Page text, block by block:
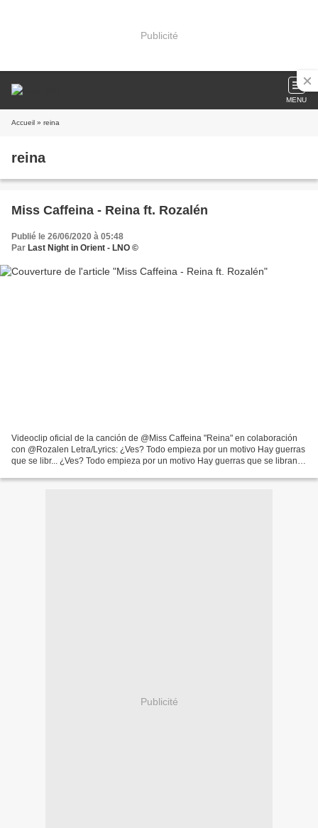
Publicité
MENU
Accueil » reina
reina
Miss Caffeina - Reina ft. Rozalén
Publié le 26/06/2020 à 05:48
Par Last Night in Orient - LNO ©
Videoclip oficial de la canción de @Miss Caffeina "Reina" en colaboración
con @Rozalen Letra/Lyrics: ¿Ves? Todo empieza por un motivo Hay guerras
que se libr... ¿Ves? Todo empieza por un motivo Hay guerras que se libran
Publicité